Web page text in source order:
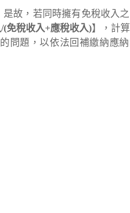
故，若同時擁有免稅收入
(免稅收入+應稅收入)】，計
問題，以依法回補繳納應